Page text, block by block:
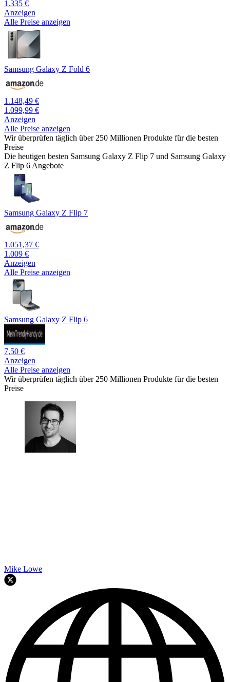
1.335 €
Anzeigen
Alle Preise anzeigen
Samsung Galaxy Z Fold 6
1.148,49 €
1.099,99 €
Anzeigen
Alle Preise anzeigen
Wir überprüfen täglich über 250 Millionen Produkte für die besten
Preise
Die heutigen besten Samsung Galaxy Z Flip 7 und Samsung Galaxy
Z Flip 6 Angebote
Samsung Galaxy Z Flip 7
1.051,37 €
1.009 €
Anzeigen
Alle Preise anzeigen
Samsung Galaxy Z Flip 6
7,50 €
Anzeigen
Alle Preise anzeigen
Wir überprüfen täglich über 250 Millionen Produkte für die besten
Preise
Mike Lowe